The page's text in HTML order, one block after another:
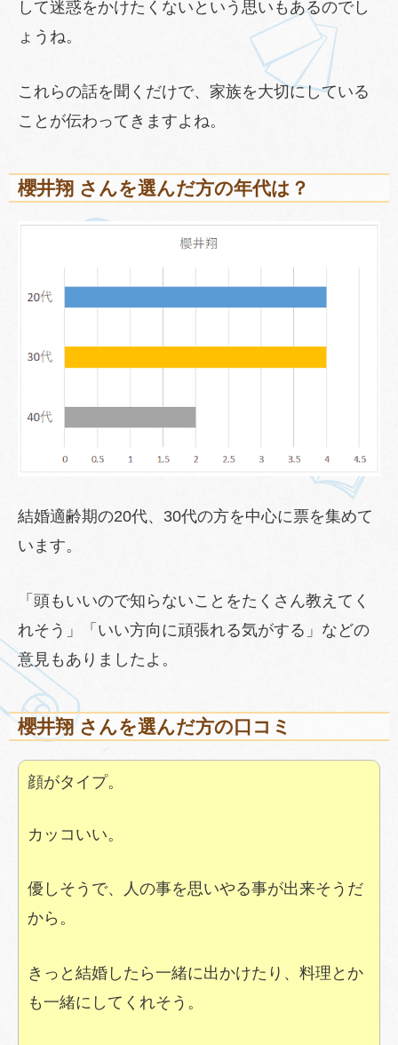
して迷惑をかけたくないという思いもあるのでし
ょうね。
これらの話を聞くだけで、家族を大切にしている
ことが伝わってきますよね。
櫻井翔 さんを選んだ方の年代は？
結婚適齢期の20代、30代の方を中心に票を集めて
います。
「頭もいいので知らないことをたくさん教えてく
れそう」「いい方向に頑張れる気がする」などの
意見もありましたよ。
櫻井翔 さんを選んだ方の口コミ
顔がタイプ。
カッコいい。
優しそうで、人の事を思いやる事が出来そうだ
から。
きっと結婚したら一緒に出かけたり、料理とか
も一緒にしてくれそう。